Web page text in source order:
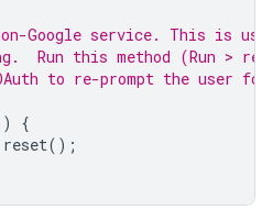
Google service. This is
Run this method (Run >
to re-prompt the user for
{
reset();